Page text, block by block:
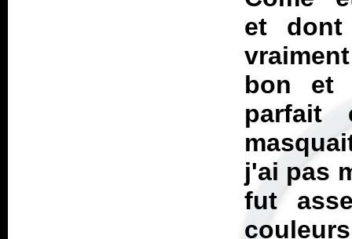
et dont
bon et
parfait
j'ai pas
fut